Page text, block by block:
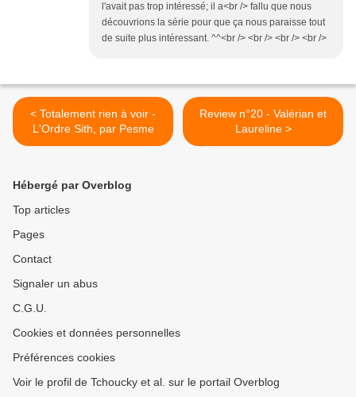
l'avait pas trop intéressé; il a<br /> fallu que nous
découvrions la série pour que ça nous paraisse tout
de suite plus intéressant. ^^<br /> <br /> <br /> <br />
< Totalement rien à voir -
L'Ordre Sith, par Pesme
Review n°20 - Valérian et
Laureline >
Hébergé par Overblog
Top articles
Pages
Contact
Signaler un abus
C.G.U.
Cookies et données personnelles
Préférences cookies
Voir le profil de Tchoucky et al. sur le portail Overblog